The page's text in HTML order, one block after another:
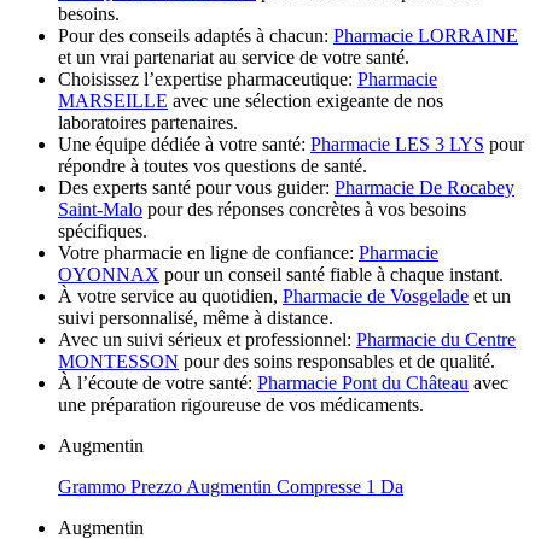
besoins.
Pour des conseils adaptés à chacun: Pharmacie LORRAINE
et un vrai partenariat au service de votre santé.
Choisissez l’expertise pharmaceutique: Pharmacie
MARSEILLE avec une sélection exigeante de nos
laboratoires partenaires.
Une équipe dédiée à votre santé: Pharmacie LES 3 LYS pour
répondre à toutes vos questions de santé.
Des experts santé pour vous guider: Pharmacie De Rocabey
Saint-Malo pour des réponses concrètes à vos besoins
spécifiques.
Votre pharmacie en ligne de confiance: Pharmacie
OYONNAX pour un conseil santé fiable à chaque instant.
À votre service au quotidien, Pharmacie de Vosgelade et un
suivi personnalisé, même à distance.
Avec un suivi sérieux et professionnel: Pharmacie du Centre
MONTESSON pour des soins responsables et de qualité.
À l’écoute de votre santé: Pharmacie Pont du Château avec
une préparation rigoureuse de vos médicaments.
Augmentin
Grammo Prezzo Augmentin Compresse 1 Da
Augmentin